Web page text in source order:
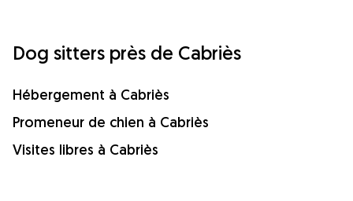
Dog sitters près de Cabriès
Hébergement à Cabriès
Promeneur de chien à Cabriès
Visites libres à Cabriès